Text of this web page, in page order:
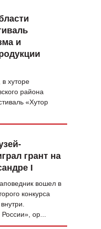
ВОПРОС НЕДЕЛИ
СТИЛЬ ЖИЗНИ
ХАЙП
ЧЕЛОВЕК ОСОБЕННЫЙ
КУЛЬТ ЕДЫ
АФИША
и
в хуторе
района
«Хутор
грант на
I
вошел в
конкурса
ор...